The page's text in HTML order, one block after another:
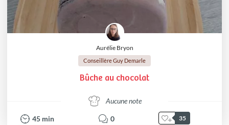
Aurélie Bryon
Conseillère Guy Demarle
Bûche au chocolat
Aucune note
45 min 0 35